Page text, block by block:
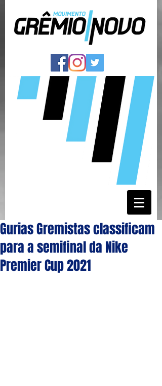
Gurias Gremistas classificam
para a semifinal da Nike
Premier Cup 2021